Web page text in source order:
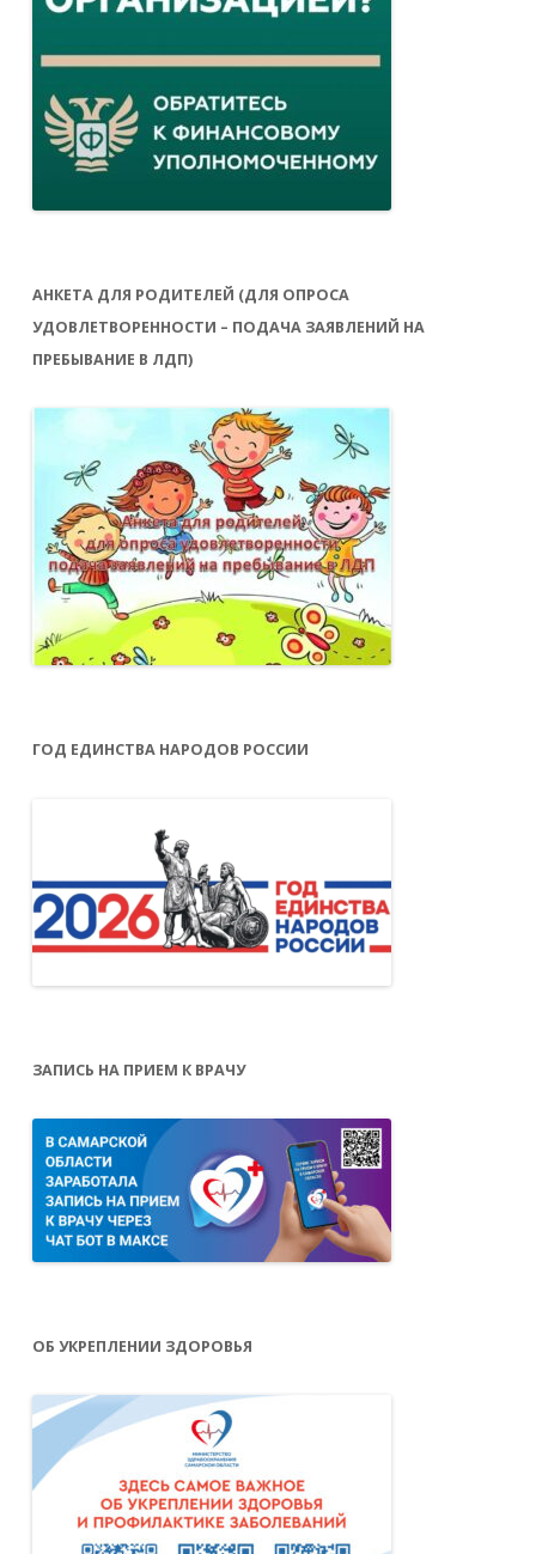
АНКЕТА ДЛЯ РОДИТЕЛЕЙ (ДЛЯ ОПРОСА
УДОВЛЕТВОРЕННОСТИ – ПОДАЧА ЗАЯВЛЕНИЙ НА
ПРЕБЫВАНИЕ В ЛДП)
ГОД ЕДИНСТВА НАРОДОВ РОССИИ
ЗАПИСЬ НА ПРИЕМ К ВРАЧУ
ОБ УКРЕПЛЕНИИ ЗДОРОВЬЯ